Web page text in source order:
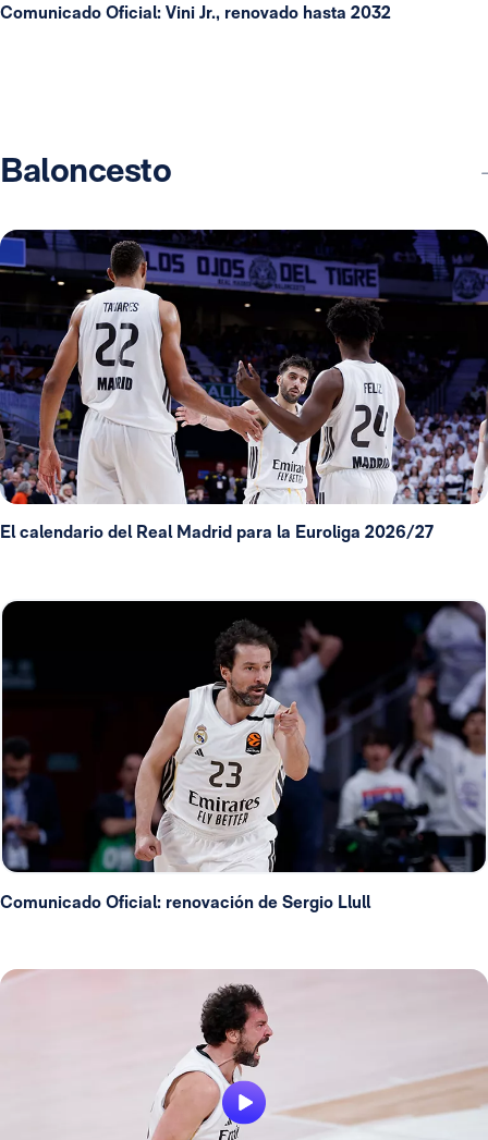
Comunicado Oficial: Vini Jr., renovado hasta 2032
Baloncesto
El calendario del Real Madrid para la Euroliga 2026/27
Comunicado Oficial: renovación de Sergio Llull